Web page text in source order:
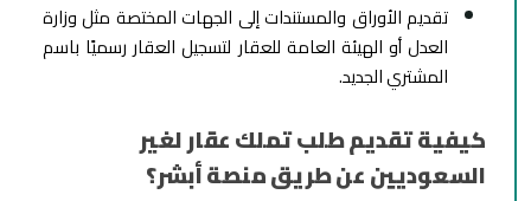
تقديم الأوراق والمستندات إلى الجهات المختصة مثل وزارة
العدل أو الهيئة العامة للعقار لتسجيل العقار رسميًا باسم
المشتري الجديد.
كيفية تقديم طلب تملك عقار لغير
السعوديين عن طريق منصة أبشر؟